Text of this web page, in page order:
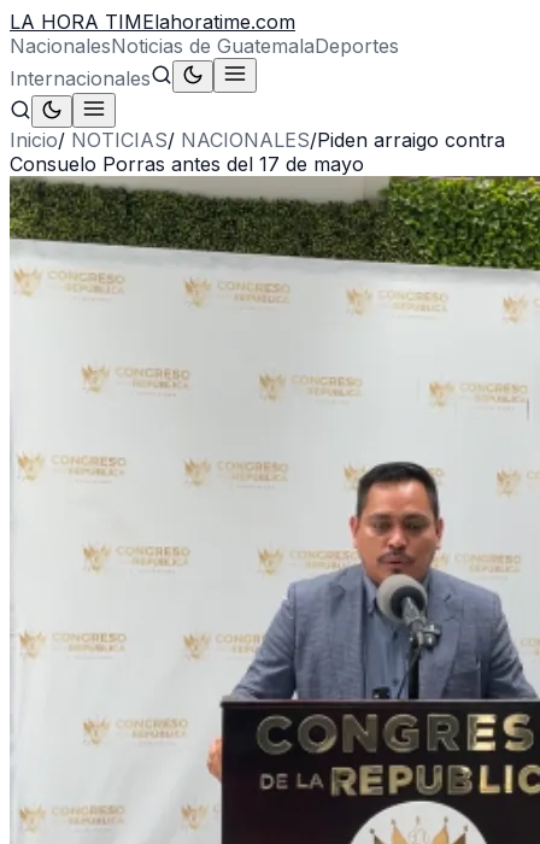
LA HORA TIMElahoratime.com
NacionalesNoticias de GuatemalaDeportes
Internacionales
Inicio/ NOTICIAS/ NACIONALES/Piden arraigo contra
Consuelo Porras antes del 17 de mayo